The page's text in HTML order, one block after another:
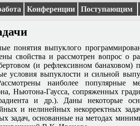
Конференции Поступающим
понятия выпуклого
свойства и рассмотрен вопрос о
(и рефлексивном банаховом)
условия выпуклости и сильной
наиболее популярные
Ньютона-Гаусса, сопряженных
и др.). Даны некоторые
и нелинейных некорректных
задач, основанные на методах